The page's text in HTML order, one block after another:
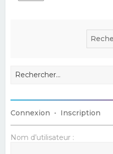
Connexion • Inscription
Nom d’utilisateur :